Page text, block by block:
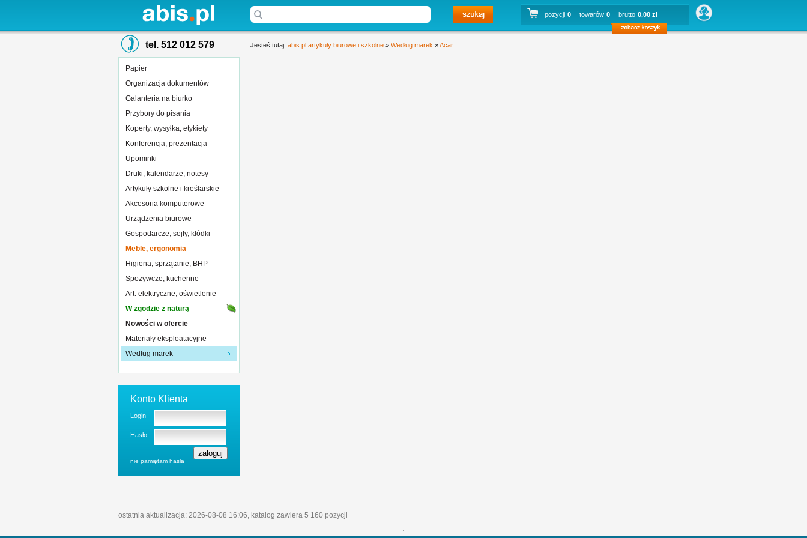
pozycji:0 towarów:0 brutto:0,00 zł
tel. 512 012 579
Papier
Organizacja dokumentów
Galanteria na biurko
Przybory do pisania
Koperty, wysyłka, etykiety
Konferencja, prezentacja
Upominki
Druki, kalendarze, notesy
Artykuły szkolne i kreślarskie
Akcesoria komputerowe
Urządzenia biurowe
Gospodarcze, sejfy, kłódki
Meble, ergonomia
Higiena, sprzątanie, BHP
Spożywcze, kuchenne
Art. elektryczne, oświetlenie
W zgodzie z naturą
Nowości w ofercie
Materiały eksploatacyjne
Według marek
Konto Klienta
Login
Hasło
nie pamiętam hasła
Jesteś tutaj: abis.pl artykuły biurowe i szkolne » Według marek »Acar
ostatnia aktualizacja: 2026-08-08 16:06, katalog zawiera 5 160 pozycji
'